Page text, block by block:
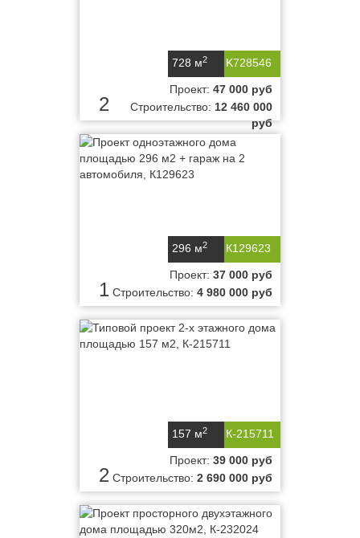
K728546
728 м2
2
Проект: 47 000 руб
Строительство: 12 460 000
руб
К129623
296 м2
1
Проект: 37 000 руб
Строительство: 4 980 000 руб
К-215711
157 м2
2
Проект: 39 000 руб
Строительство: 2 690 000 руб